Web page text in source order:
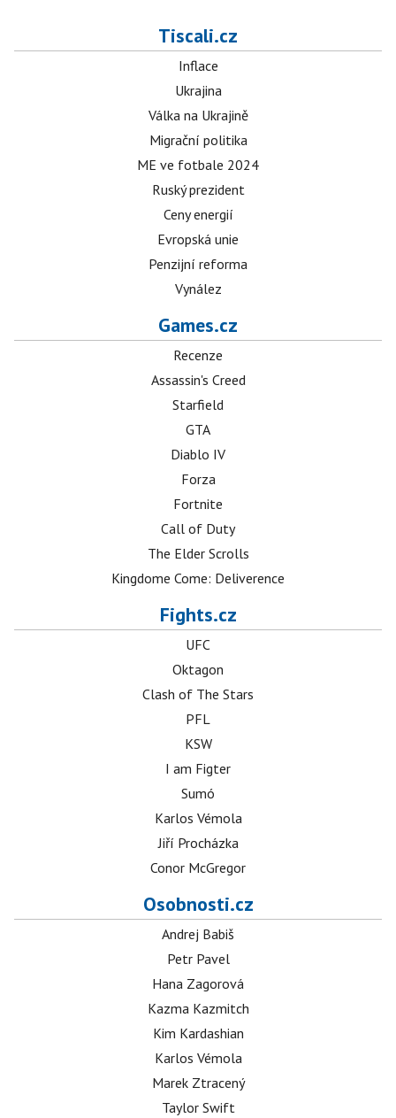
Tiscali.cz
Inflace
Ukrajina
Válka na Ukrajině
Migrační politika
ME ve fotbale 2024
Ruský prezident
Ceny energií
Evropská unie
Penzijní reforma
Vynález
Games.cz
Recenze
Assassin's Creed
Starfield
GTA
Diablo IV
Forza
Fortnite
Call of Duty
The Elder Scrolls
Kingdome Come: Deliverence
Fights.cz
UFC
Oktagon
Clash of The Stars
PFL
KSW
I am Figter
Sumó
Karlos Vémola
Jiří Procházka
Conor McGregor
Osobnosti.cz
Andrej Babiš
Petr Pavel
Hana Zagorová
Kazma Kazmitch
Kim Kardashian
Karlos Vémola
Marek Ztracený
Taylor Swift